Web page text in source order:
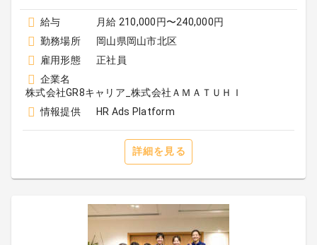
給与
月給 210,000円〜240,000円
勤務場所
岡山県岡山市北区
雇用形態
正社員
企業名
株式会社GR8キャリア_株式会社ＡＭＡＴＵＨＩ
情報提供
HR Ads Platform
詳細を見る